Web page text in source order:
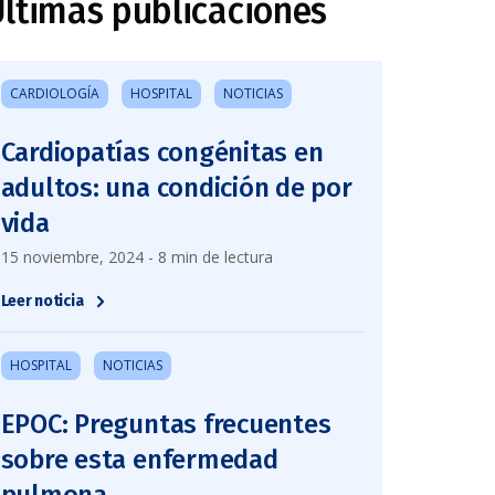
publicaciones
CARDIOLOGÍA HOSPITAL NOTICIAS
Cardiopatías congénitas en
adultos: una condición de por
vida
15 noviembre, 2024 - 8 min de lectura
Leer noticia
HOSPITAL NOTICIAS
EPOC: Preguntas frecuentes
sobre esta enfermedad